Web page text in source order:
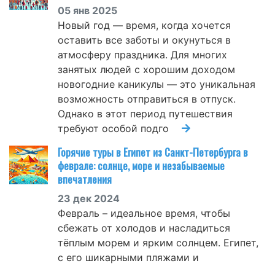
05 янв 2025
Новый год — время, когда хочется
оставить все заботы и окунуться в
атмосферу праздника. Для многих
занятых людей с хорошим доходом
новогодние каникулы — это уникальная
возможность отправиться в отпуск.
Однако в этот период путешествия
требуют особой подго
Горячие туры в Египет из Санкт-Петербурга в
феврале: солнце, море и незабываемые
впечатления
23 дек 2024
Февраль – идеальное время, чтобы
сбежать от холодов и насладиться
тёплым морем и ярким солнцем. Египет,
с его шикарными пляжами и